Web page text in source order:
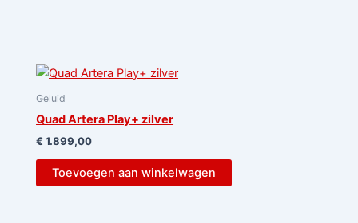
Geluid
Quad Artera Play+ zilver
€ 1.899,00
Toevoegen aan winkelwagen